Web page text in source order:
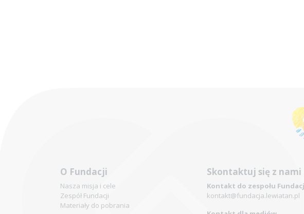
O Fundacji
Nasza misja i cele
Zespół Fundacji
Materiały do pobrania
Skontaktuj się z nami
Kontakt do zespołu
kontakt@fundacja.lewiatan.pl